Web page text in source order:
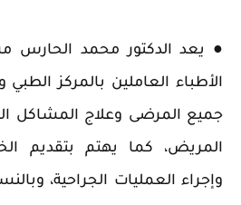
● يعد الدكتور محمد
الأطباء العاملين بالمركز
جميع المرضى وعلاج المشاكل
المريض، كما يهتم بتقديم
وإجراء العمليات الجراحية،